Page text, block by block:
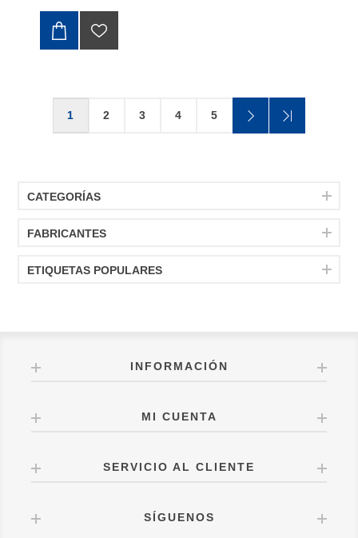
1 2 3 4 5
CATEGORÍAS
FABRICANTES
ETIQUETAS POPULARES
INFORMACIÓN
MI CUENTA
SERVICIO AL CLIENTE
SÍGUENOS